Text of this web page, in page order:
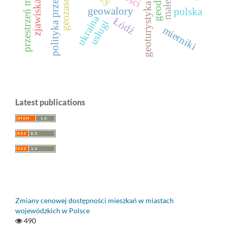
geowalory
Łódź
ukraina
polska
usługi mierniki
Latest publications
Zmiany cenowej dostępności mieszkań w miastach
wojewódzkich w Polsce
490